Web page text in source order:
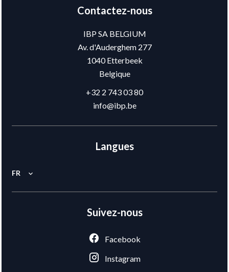
Contactez-nous
IBP SA BELGIUM
Av. d'Auderghem 277
1040Etterbeek
Belgique
+32 2 743 03 80
info@ibp.be
Langues
FR
Suivez-nous
Facebook
Instagram